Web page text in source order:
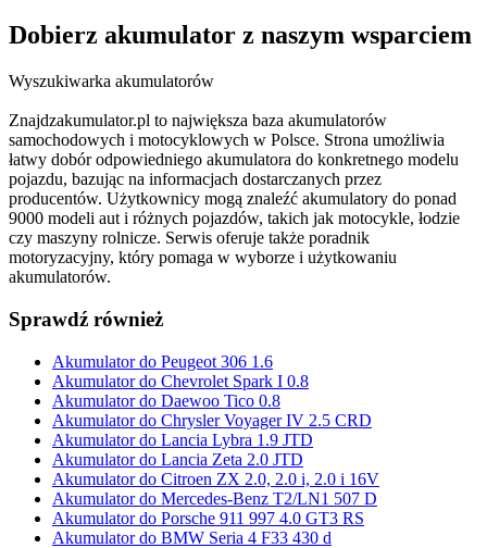
Dobierz akumulator z naszym wsparciem
Wyszukiwarka akumulatorów
Znajdzakumulator.pl to największa baza akumulatorów
samochodowych i motocyklowych w Polsce. Strona umożliwia
łatwy dobór odpowiedniego akumulatora do konkretnego modelu
pojazdu, bazując na informacjach dostarczanych przez
producentów. Użytkownicy mogą znaleźć akumulatory do ponad
9000 modeli aut i różnych pojazdów, takich jak motocykle, łodzie
czy maszyny rolnicze. Serwis oferuje także poradnik
motoryzacyjny, który pomaga w wyborze i użytkowaniu
akumulatorów.
Sprawdź również
Akumulator do Peugeot 306 1.6
Akumulator do Chevrolet Spark I 0.8
Akumulator do Daewoo Tico 0.8
Akumulator do Chrysler Voyager IV 2.5 CRD
Akumulator do Lancia Lybra 1.9 JTD
Akumulator do Lancia Zeta 2.0 JTD
Akumulator do Citroen ZX 2.0, 2.0 i, 2.0 i 16V
Akumulator do Mercedes-Benz T2/LN1 507 D
Akumulator do Porsche 911 997 4.0 GT3 RS
Akumulator do BMW Seria 4 F33 430 d